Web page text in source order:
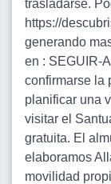
trasladarse.
https://
generando
en : SEGUIR-
confirmarse la
planificar una
visitar el
gratuita. El
elaboramos
movilidad